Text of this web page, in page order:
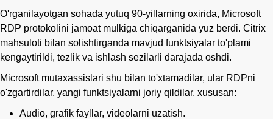
O'rganilayotgan sohada yutuq 90-yillarning oxirida, Microsoft
RDP protokolini jamoat mulkiga chiqarganida yuz berdi. Citrix
mahsuloti bilan solishtirganda mavjud funktsiyalar to'plami
kengaytirildi, tezlik va ishlash sezilarli darajada oshdi.
Microsoft mutaxassislari shu bilan to'xtamadilar, ular RDPni
o'zgartirdilar, yangi funktsiyalarni joriy qildilar, xususan:
Audio, grafik fayllar, videolarni uzatish.